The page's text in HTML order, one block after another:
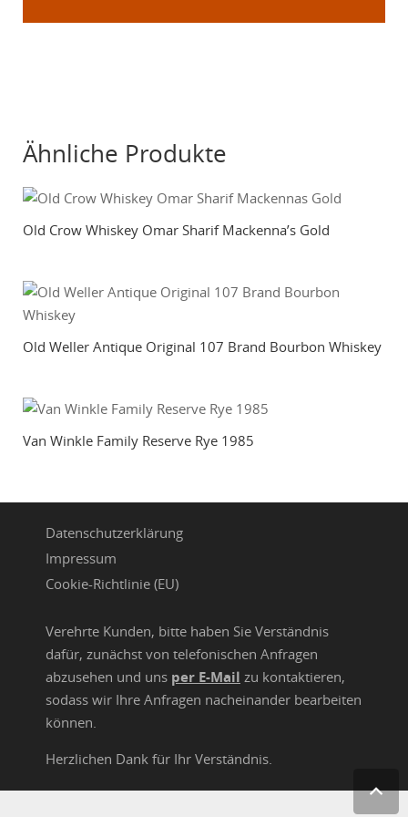
Ähnliche Produkte
Old Crow Whiskey Omar Sharif Mackenna’s Gold
Old Weller Antique Original 107 Brand Bourbon Whiskey
Van Winkle Family Reserve Rye 1985
Datenschutzerklärung
Impressum
Cookie-Richtlinie (EU)
Verehrte Kunden, bitte haben Sie Verständnis
dafür, zunächst von telefonischen Anfragen
abzusehen und uns per E-Mail zu kontaktieren,
sodass wir Ihre Anfragen nacheinander bearbeiten
können.
Herzlichen Dank für Ihr Verständnis.